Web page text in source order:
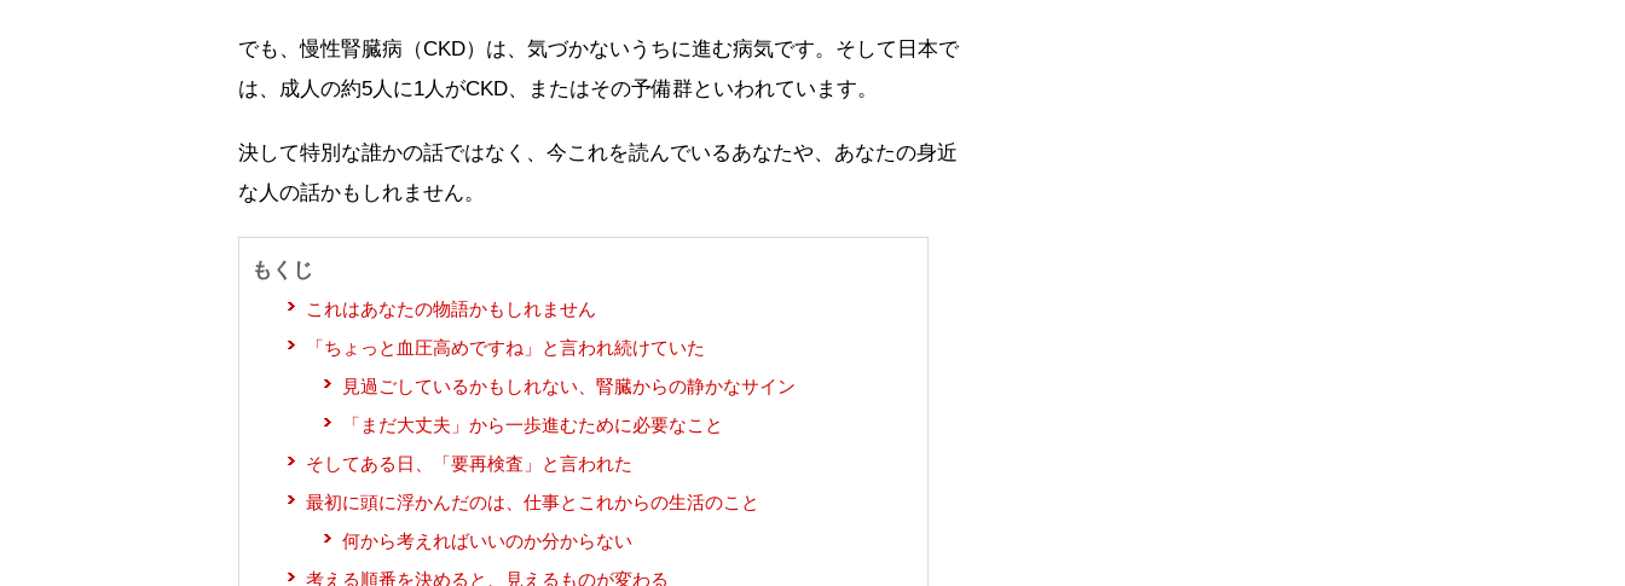
でも、慢性腎臓病（CKD）は、気づかないうちに進む病気です。そして日本で
は、成人の約5人に1人がCKD、またはその予備群といわれています。
決して特別な誰かの話ではなく、今これを読んでいるあなたや、あなたの身近
な人の話かもしれません。
もくじ
これはあなたの物語かもしれません
「ちょっと血圧高めですね」と言われ続けていた
見過ごしているかもしれない、腎臓からの静かなサイン
「まだ大丈夫」から一歩進むために必要なこと
そしてある日、「要再検査」と言われた
最初に頭に浮かんだのは、仕事とこれからの生活のこと
何から考えればいいのか分からない
考える順番を決めると、見えるものが変わる